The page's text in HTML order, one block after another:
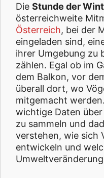
Die Stunde der
österreichweite
Österreich, bei der
eingeladen sind,
ihrer Umgebung zu
zählen. Egal ob im
dem Balkon, vor
überall dort, wo
mitgemacht
wichtige Daten
zu sammeln und
verstehen, wie sich
entwickeln und